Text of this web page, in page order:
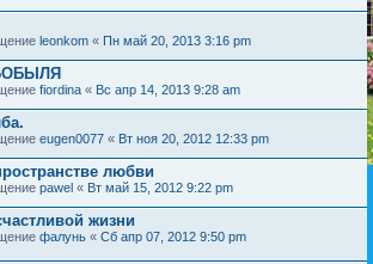
leonkom « Пн май 20, 2013 3:16 pm
fiordina « Вс апр 14, 2013 9:28 am
eugen0077 « Вт ноя 20, 2012 12:33 pm
любви
pawel « Вт май 15, 2012 9:22 pm
жизни
фалунь « Сб апр 07, 2012 9:50 pm